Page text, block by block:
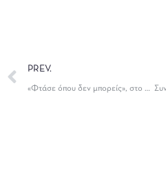
PREV.
«Φτάσε όπου δεν μπορείς», στο Θέατρο Καμπέρειο